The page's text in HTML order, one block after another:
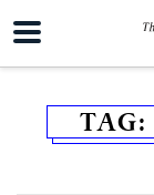
TAG: